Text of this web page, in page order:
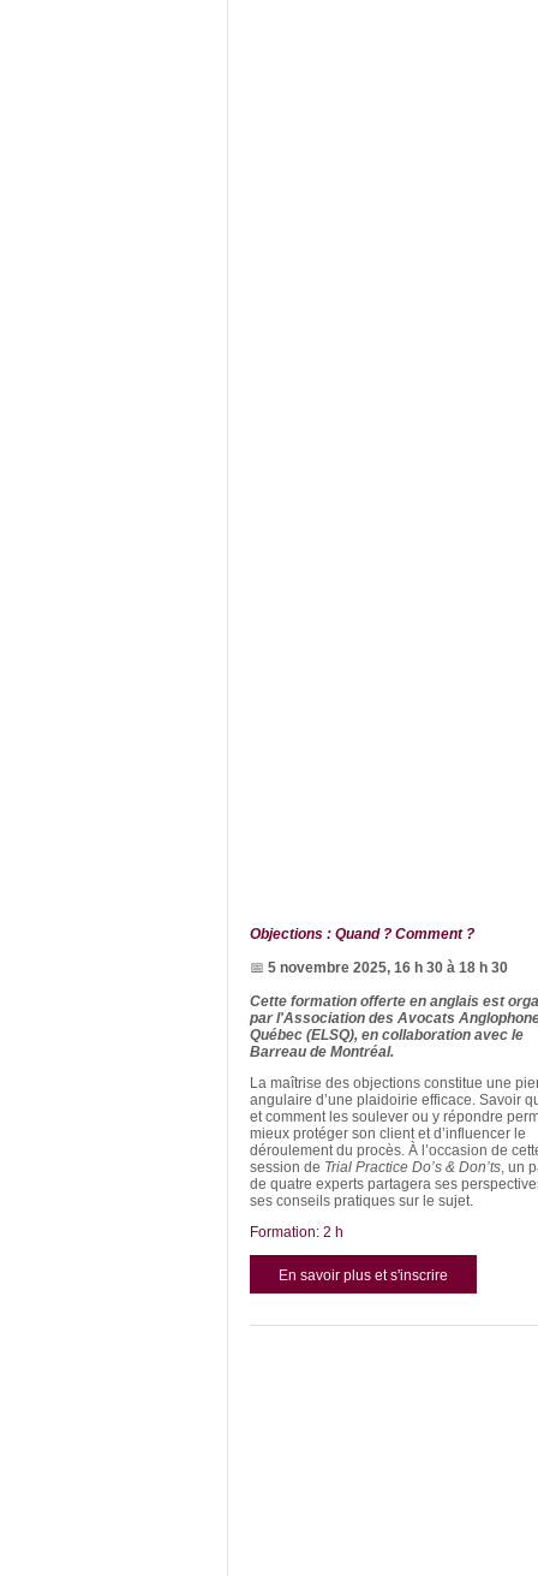
Objections : Quand ? Comment ?
📅 5 novembre 2025, 16 h 30 à 18 h 30
Cette formation offerte en anglais est
par l'Association des Avocats
Québec (ELSQ), en collaboration avec le
Barreau de Montréal.
La maîtrise des objections constitue une
angulaire d’une plaidoirie efficace. Savoir
et comment les soulever ou y répondre
mieux protéger son client et d’influencer le
déroulement du procès. À l’occasion de
session de Trial Practice Do’s & Don’ts, un
de quatre experts partagera ses
ses conseils pratiques sur le sujet.
Formation: 2 h
En savoir plus et s'inscrire